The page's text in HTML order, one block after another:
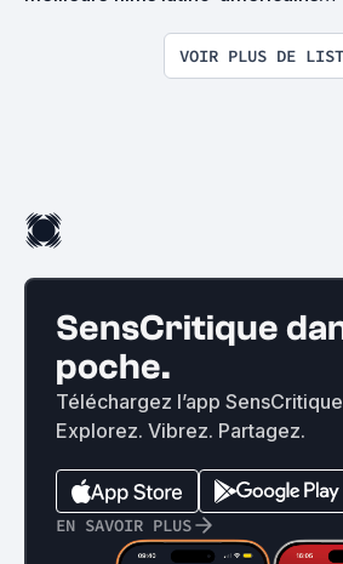
VOIR PLUS DE
SensCritique
poche.
Téléchargez l’app
Explorez. Vibrez. Partagez.
EN SAVOIR PLUS